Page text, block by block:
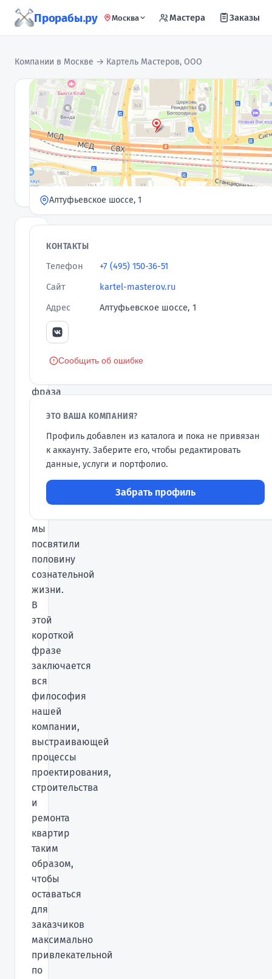
Прорабы.ру Москва Мастера Заказы
Компании в Москве → Картель Мастеров, ООО
Картель
Мастеров,
ООО
Компания
★4,8
· 38
отзывов
«Картель
Мастеров»
«Делаем
себя!».
фраза
точно
описывает
наш
подход
делу,
мы
посвятили
половину
сознательной
жизни.
В
этой
короткой
фразе
заключается
вся
философия
нашей
компании,
выстраивающей
процессы
проектирования,
строительства
и
ремонта
квартир
таким
образом,
чтобы
оставаться
для
заказчиков
максимально
привлекательной
по
Алтуфьевское шоссе, 1
КОНТАКТЫ
Телефон
+7 (495) 150-36-51
Сайт
kartel-masterov.ru
Адрес
Алтуфьевское шоссе, 1
Сообщить об ошибке
ЭТО ВАША КОМПАНИЯ?
Профиль добавлен из каталога и пока не привязан
к аккаунту. Заберите его, чтобы редактировать
данные, услуги и портфолио.
Забрать профиль